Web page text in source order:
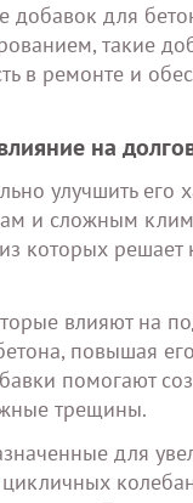
добавок для
такие
в ремонте и
на
улучшить
и сложным
которых
влияют на
повышая
помогают
трещины.
для